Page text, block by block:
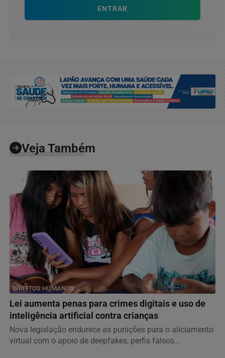
ENTRAR
Veja Também
DIREITOS HUMANOS
Lei aumenta penas para crimes digitais e uso de
inteligência artificial contra crianças
Nova legislação endurece as punições para o aliciamento
virtual com o apoio de deepfakes, perfis falsos...